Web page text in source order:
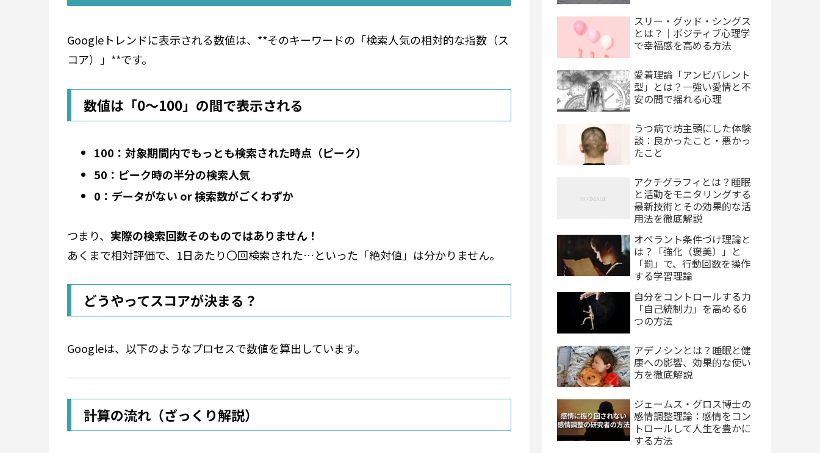
Googleトレンドに表示される数値は、**そのキーワードの「検索人気の相対的な指数（ス
コア）」**です。
数値は「0～100」の間で表示される
100：対象期間内でもっとも検索された時点（ピーク）
50：ピーク時の半分の検索人気
0：データがない or 検索数がごくわずか
つまり、 実際の検索回数そのものではありません！
あくまで相対評価で、1日あたり〇回検索された…といった「絶対値」は分かりません。
どうやってスコアが決まる？
Googleは、以下のようなプロセスで数値を算出しています。
計算の流れ（ざっくり解説）
スリー・グッド・シングス
とは？｜ポジティブ心理学
で幸福感を高める方法
愛着理論「アンビバレント
型」とは？—強い愛情と不
安の間で揺れる心理
うつ病で坊主頭にした体験
談：良かったこと・悪かっ
たこと
アクチグラフィとは？睡眠
と活動をモニタリングする
最新技術とその効果的な活
用法を徹底解説
オペラント条件づけ理論と
は？「強化（褒美）」と
「罰」で、行動回数を操作
する学習理論
自分をコントロールする力
「自己統制力」を高める6
つの方法
アデノシンとは？睡眠と健
康への影響、効果的な使い
方を徹底解説
ジェームス・グロス博士の
感情調整理論：感情をコン
トロールして人生を豊かに
する方法